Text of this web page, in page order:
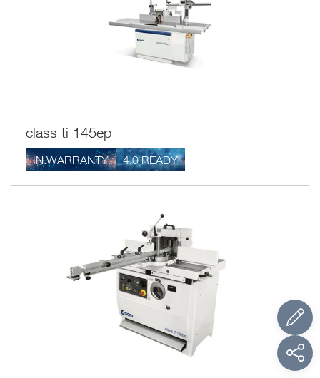
class ti 145ep
IN.WARRANTY 4.0 READY